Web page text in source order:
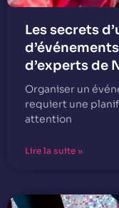
Les secrets
d’experts de
Organiser un
requiert une
attention
Lire la suite »